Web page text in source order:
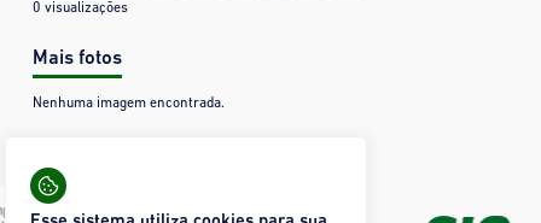
0 visualizações
Mais fotos
Nenhuma imagem encontrada.